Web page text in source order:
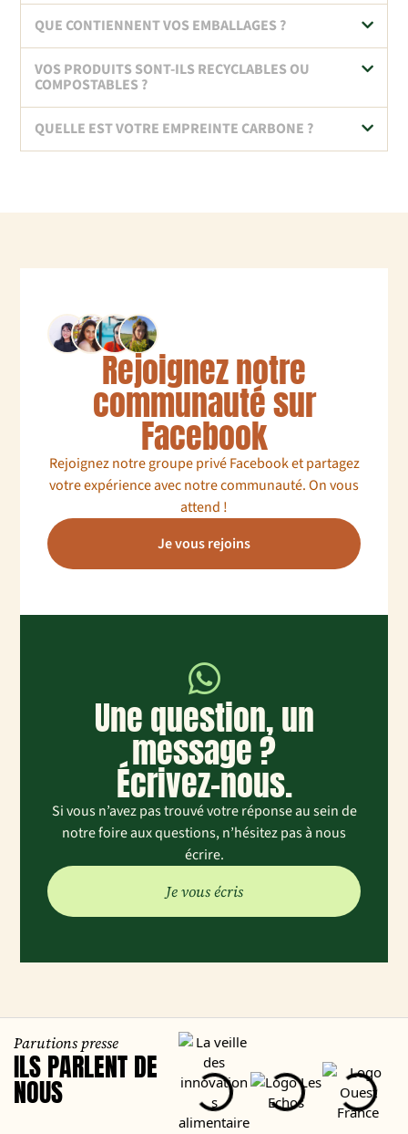
QUE CONTIENNENT VOS EMBALLAGES ?
VOS PRODUITS SONT-ILS RECYCLABLES OU
COMPOSTABLES ?
QUELLE EST VOTRE EMPREINTE CARBONE ?
Rejoignez notre
communauté sur
Facebook
Rejoignez notre groupe privé Facebook et partagez
votre expérience avec notre communauté. On vous
attend !
Je vous rejoins
Une question, un
message ?
Écrivez-nous.
Si vous n’avez pas trouvé votre réponse au sein de
notre foire aux questions, n’hésitez pas à nous
écrire.
Je vous écris
Parutions presse
ILS PARLENT DE
NOUS